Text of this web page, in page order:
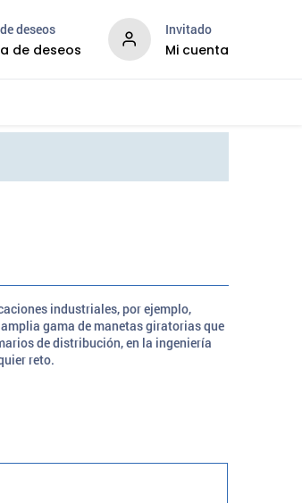
deseos
de deseos
Invitado
Mi cuenta
industriales, por ejemplo,
gama de manetas giratorias que
de distribución, en la ingeniería
reto.